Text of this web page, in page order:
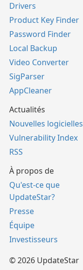
Drivers
Product Key Finder
Password Finder
Local Backup
Video Converter
SigParser
AppCleaner
Actualités
Nouvelles logicielles
Vulnerability Index
RSS
À propos de
Qu'est-ce que
UpdateStar?
Presse
Équipe
Investisseurs
© 2026 UpdateStar